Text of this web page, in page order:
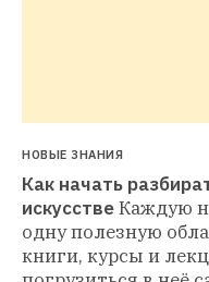
НОВЫЕ ЗНАНИЯ
Как начать
искусствеКаждую
одну полезную
книги, курсы и